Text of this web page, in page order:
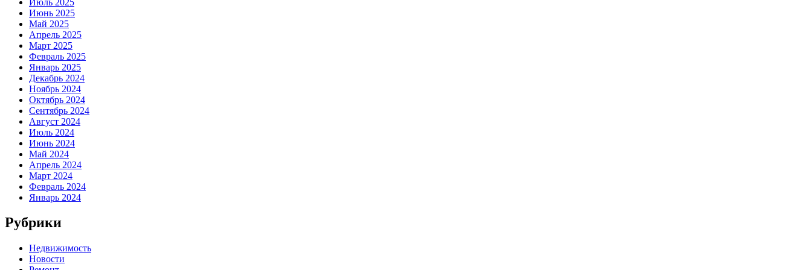
Июнь 2025
Май 2025
Апрель 2025
Март 2025
Февраль 2025
Январь 2025
Декабрь 2024
Ноябрь 2024
Октябрь 2024
Сентябрь 2024
Август 2024
Июль 2024
Июнь 2024
Май 2024
Апрель 2024
Март 2024
Февраль 2024
Январь 2024
Рубрики
Недвижимость
Новости